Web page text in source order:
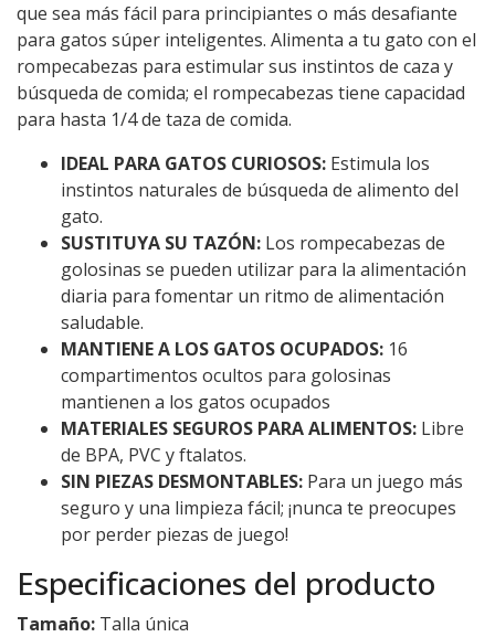
que sea más fácil para principiantes o más desafiante
para gatos súper inteligentes. Alimenta a tu gato con el
rompecabezas para estimular sus instintos de caza y
búsqueda de comida; el rompecabezas tiene capacidad
para hasta 1/4 de taza de comida.
IDEAL PARA GATOS CURIOSOS: Estimula los
instintos naturales de búsqueda de alimento del
gato.
SUSTITUYA SU TAZÓN: Los rompecabezas de
golosinas se pueden utilizar para la alimentación
diaria para fomentar un ritmo de alimentación
saludable.
MANTIENE A LOS GATOS OCUPADOS: 16
compartimentos ocultos para golosinas
mantienen a los gatos ocupados
MATERIALES SEGUROS PARA ALIMENTOS: Libre
de BPA, PVC y ftalatos.
SIN PIEZAS DESMONTABLES: Para un juego más
seguro y una limpieza fácil; ¡nunca te preocupes
por perder piezas de juego!
Especificaciones del producto
Tamaño: Talla única